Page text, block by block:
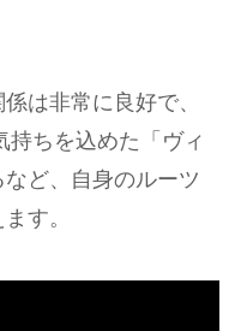
は非常に良好で、
持ちを込めた「ヴィ
ど、自身のルーツ
す。